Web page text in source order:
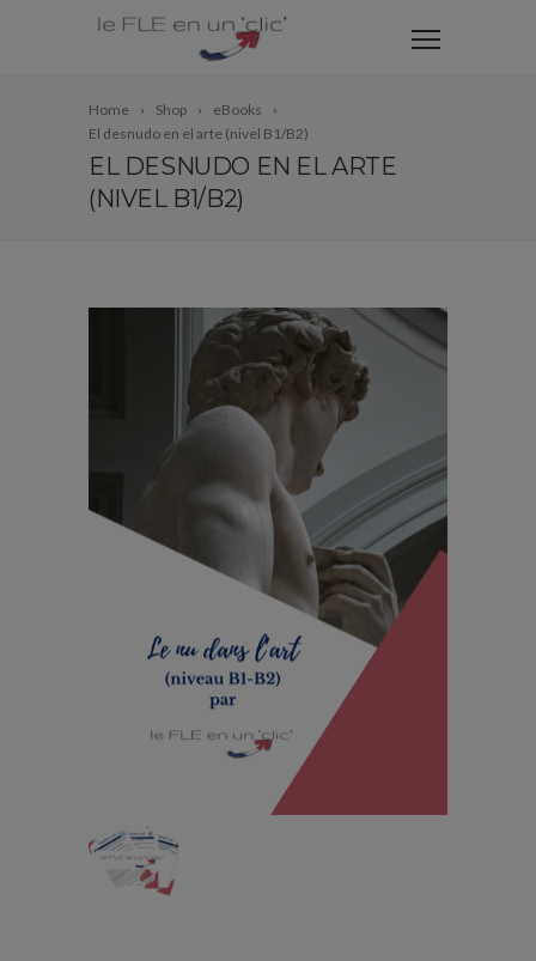
Home Shop
eBooks
El desnudo en el arte (nivel B1/B2)
EL DESNUDO EN EL ARTE
(NIVEL B1/B2)